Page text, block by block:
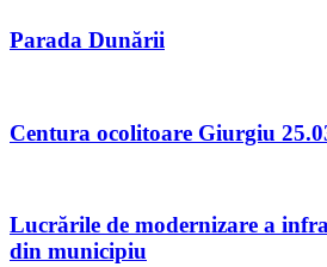
Parada Dunării
Centura ocolitoare Giurgiu
Lucrările de modernizare a
din municipiu